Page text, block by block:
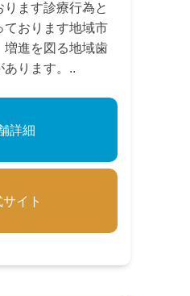
ます診療行為と
ております地域市
増進を図る地域歯
あります。..
詳細
イト